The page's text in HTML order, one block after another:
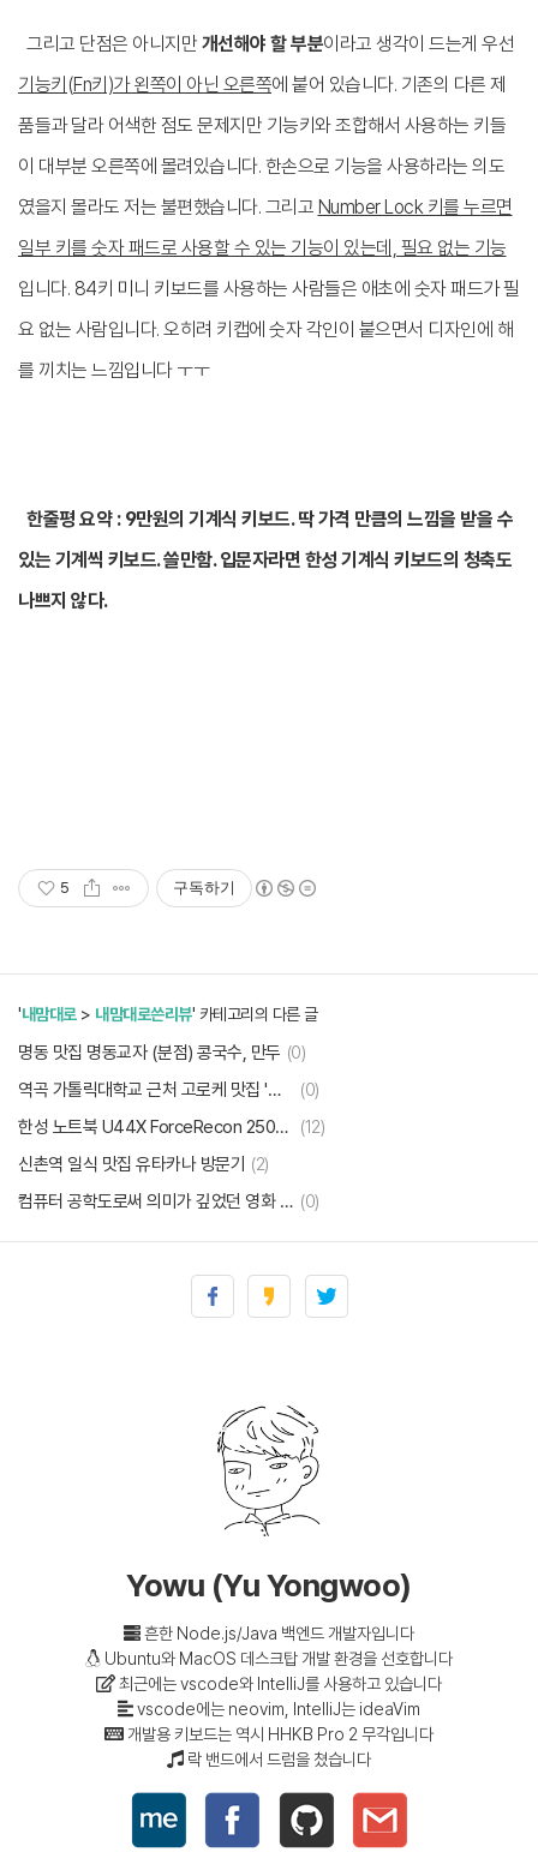
그리고 단점은 아니지만 개선해야 할 부분이라고 생각이 드는게 우선
기능키(Fn키)가 왼쪽이 아닌 오른쪽에 붙어 있습니다. 기존의 다른 제
품들과 달라 어색한 점도 문제지만 기능키와 조합해서 사용하는 키들
이 대부분 오른쪽에 몰려있습니다. 한손으로 기능을 사용하라는 의도
였을지 몰라도 저는 불편했습니다. 그리고 Number Lock 키를 누르면
일부 키를 숫자 패드로 사용할 수 있는 기능이 있는데, 필요 없는 기능
입니다. 84키 미니 키보드를 사용하는 사람들은 애초에 숫자 패드가 필
요 없는 사람입니다. 오히려 키캡에 숫자 각인이 붙으면서 디자인에 해
를 끼치는 느낌입니다 ㅜㅜ
한줄평 요약 : 9만원의 기계식 키보드. 딱 가격 만큼의 느낌을 받을 수
있는 기계씩 키보드. 쓸만함. 입문자라면 한성 기계식 키보드의 청축도
나쁘지 않다.
5 구독하기
'내맘대로> 내맘대로쓴리뷰' 카테고리의 다른 글
명동 맛집 명동교자 (분점) 콩국수, 만두 (0)
역곡 가톨릭대학교 근처 고로케 맛집 '맛고 고로케'
(0)
한성 노트북 U44X ForceRecon 2507S 리뷰
(12)
신촌역 일식 맛집 유타카나 방문기
(2)
컴퓨터 공학도로써 의미가 깊었던 영화 "트랜센던스" 리뷰 (0)
드래곤 에이지 : 오리진, 어웨이크닝, DLC 플레이 끝. 후기
(1)
부천역 맛집 퓨전 레스토랑 탐스테이블(Tom's Table) 방문기
(2)
Yowu (Yu Yongwoo)
흔한 Node.js/Java 백엔드 개발자입니다
Ubuntu와 MacOS 데스크탑 개발 환경을 선호합니다
최근에는 vscode와 IntelliJ를 사용하고 있습니다
vscode에는 neovim, IntelliJ는 ideaVim
개발용 키보드는 역시 HHKB Pro 2 무각입니다
락 밴드에서 드럼을 쳤습니다